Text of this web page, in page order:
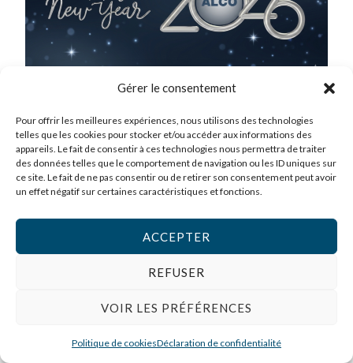
Gérer le consentement
Pour offrir les meilleures expériences, nous utilisons des technologies
telles que les cookies pour stocker et/ou accéder aux informations des
appareils. Le fait de consentir à ces technologies nous permettra de traiter
des données telles que le comportement de navigation ou les ID uniques sur
ce site. Le fait de ne pas consentir ou de retirer son consentement peut avoir
un effet négatif sur certaines caractéristiques et fonctions.
ACCEPTER
REFUSER
VOIR LES PRÉFÉRENCES
Politique de cookiesDéclaration de confidentialité
PRÉCÉDENT SUIVANT